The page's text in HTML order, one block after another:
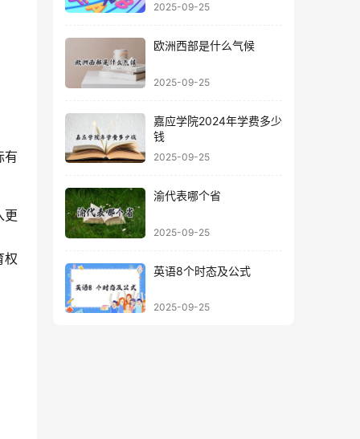
有
更
权
2025-09-25
欧洲西部是什么气候
2025-09-25
嘉应学院2024年学费多少
钱
2025-09-25
渝代表哪个省
2025-09-25
英语8个时态及公式
2025-09-25